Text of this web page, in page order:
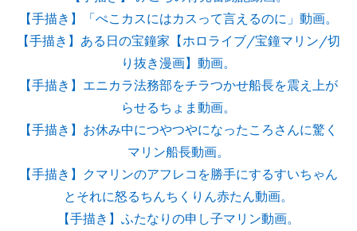
【手描き】「ぺこカスにはカスって言えるのに」動画。
【手描き】ある日の宝鐘家【ホロライブ/宝鐘マリン/切
り抜き漫画】動画。
【手描き】エニカラ法務部をチラつかせ船長を震え上が
らせるちょま動画。
【手描き】お休み中につやつやになったころさんに驚く
マリン船長動画。
【手描き】クマリンのアフレコを勝手にするすいちゃん
とそれに怒るちんちくりん赤たん動画。
【手描き】ふたなりの申し子マリン動画。